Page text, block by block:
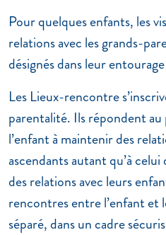
Pour quelques enfants, les
relations avec les grands-
désignés dans leur
Les Lieux-rencontre
parentalité. Ils répondent
l’enfant à maintenir des
ascendants autant qu’à
des relations avec leurs
rencontres entre l’enfant
séparé, dans un cadre